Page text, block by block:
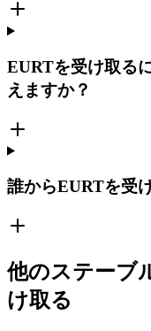
EURTを受け取る
えますか？
誰からEURTを受
他のステーブ
け取る